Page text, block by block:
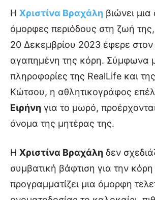
Η Χριστίνα Βραχάλη βιώνει μια
όμορφες περιόδους στη ζωή
20 Δεκεμβρίου 2023 έφερε
αγαπημένη της κόρη. Σύμφωνα
πληροφορίες της RealLife και
Κώτσου, η αθλητικογράφος
Ειρήνη για το μωρό,
όνομα της μητέρας της.
Η Χριστίνα Βραχάλη δεν
συμβατική βάφτιση για την
προγραμματίζει μια όμορφη